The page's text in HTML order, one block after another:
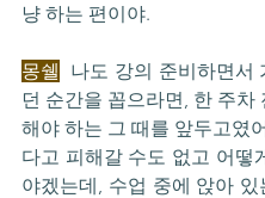
냥 하는 편이야.
몽쉘
나도 강의 준비하면서
던 순간을 꼽으라면, 한 주차
해야 하는 그 때를 앞두고였
다고 피해갈 수도 없고 어떻
야겠는데, 수업 중에 앉아 있